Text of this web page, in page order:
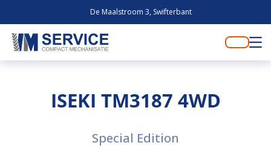
De Maalstroom 3, Swifterbant
ISEKI TM3187 4WD
Special Edition